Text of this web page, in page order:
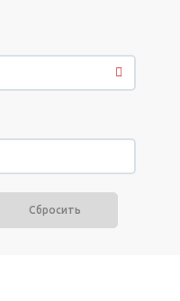
Сбросить